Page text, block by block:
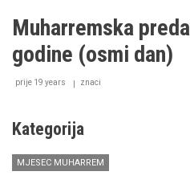
godine
dan)
Muharremska
godine (osmi dan)
prije 19 years znaci
Kategorija
MJESEC MUHARREM